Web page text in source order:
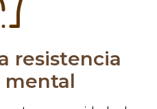
resistencia
mental